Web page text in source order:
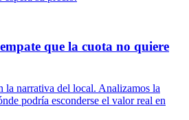
que la cuota no quiere
la narrativa del local. Analizamos la
podría esconderse el valor real en